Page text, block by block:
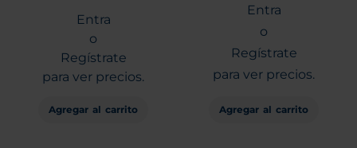
Entra
o
Regístrate
para ver precios.
Agregar al carrito
Entra
o
Regístrate
para ver precios.
Agregar al carrito